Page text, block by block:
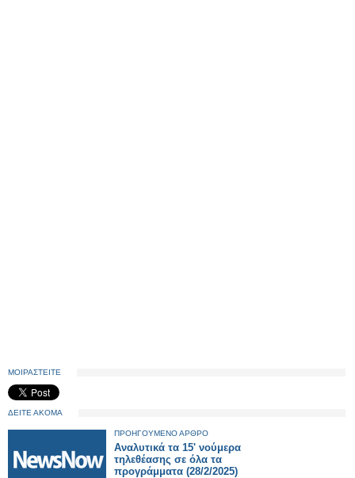
ΜΟΙΡΑΣΤΕΙΤΕ
ΔΕΙΤΕ ΑΚΟΜΑ
ΠΡΟΗΓΟΥΜΕΝΟ ΑΡΘΡΟ
Αναλυτικά τα 15' νούμερα
τηλεθέασης σε όλα τα
προγράμματα (28/2/2025)